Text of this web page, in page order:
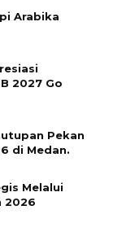
Arabika
2027 Go
Pekan
di Medan.
Melalui
2026